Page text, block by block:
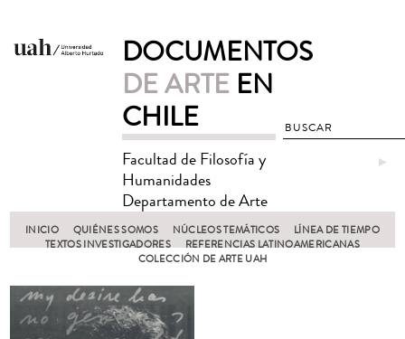
DOCUMENTOS
DE ARTE EN
CHILE
Facultad de Filosofía y
Humanidades
Departamento de Arte
►
INICIO QUIÉNES SOMOS NÚCLEOS TEMÁTICOS
LÍNEA DE TIEMPO
TEXTOS INVESTIGADORES
REFERENCIAS LATINOAMERICANAS
COLECCIÓN DE ARTE UAH